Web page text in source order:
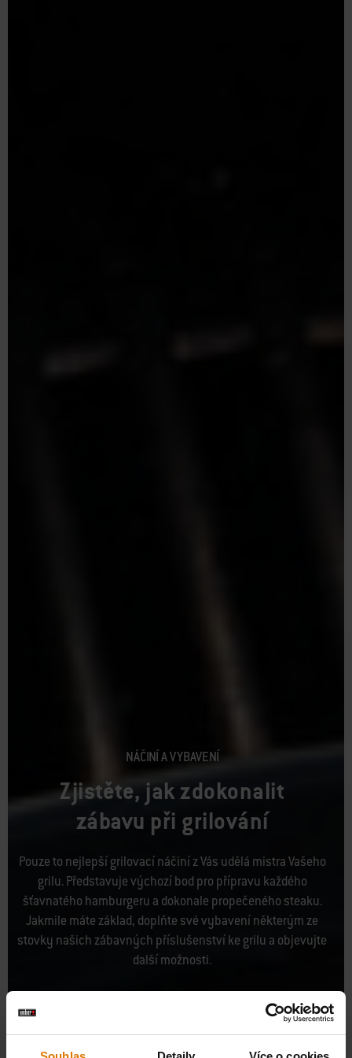
NÁČINÍ A VYBAVENÍ
Zjistěte, jak zdokonalit
zábavu při grilování
Pouze to nejlepší grilovací náčiní z Vás udělá mistra Vašeho
grilu. Představuje výchozí bod pro přípravu každého
šťavnatého hamburgeru a dokonale propečeného steaku.
Jakmile máte základ, doplňte své vybavení některým ze
stovky našich zábavných příslušenství ke grilu a objevujte
další možnosti.